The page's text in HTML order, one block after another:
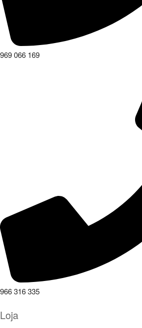
969 066 169
966 316 335
Loja